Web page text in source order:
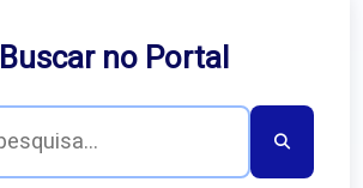
Buscar no Portal